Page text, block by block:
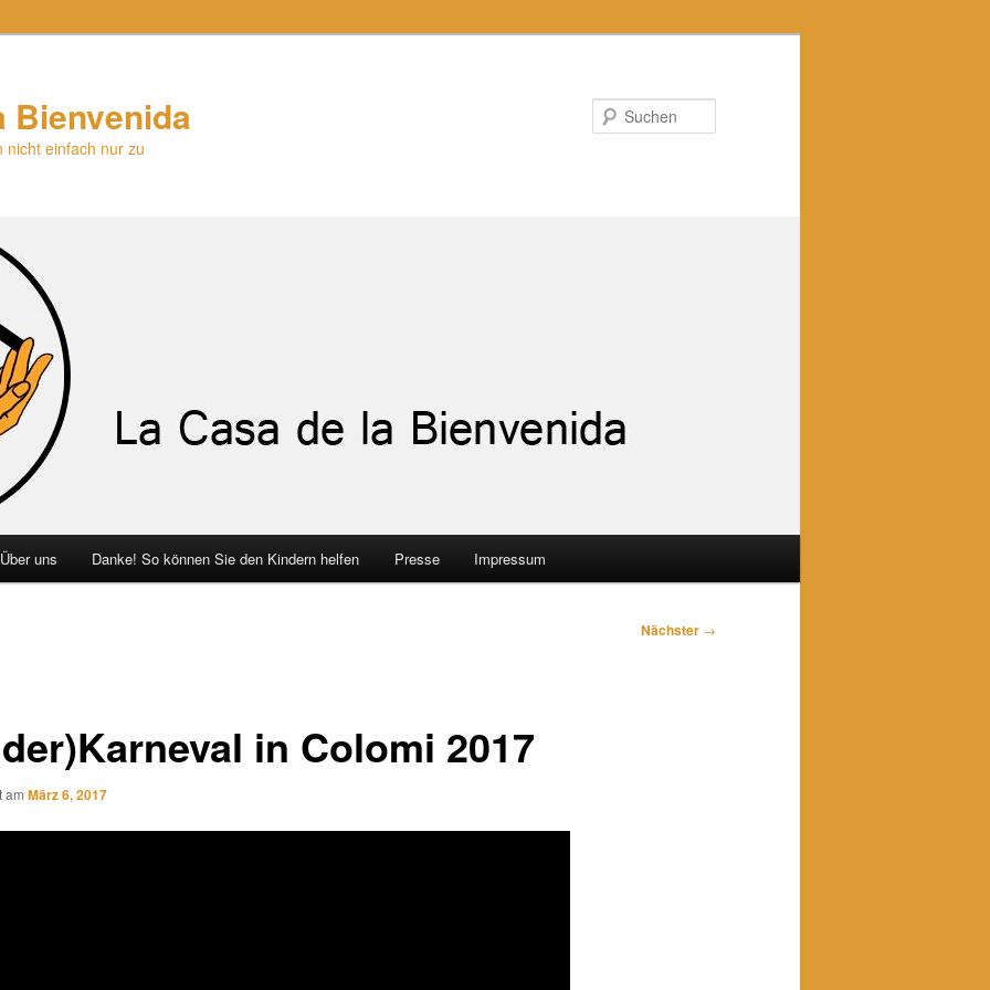
Bienvenida
nicht einfach nur zu
uns Danke! So können Sie den Kindern helfen Presse Impressum
Nächster →
in Colomi 2017
am März 6, 2017